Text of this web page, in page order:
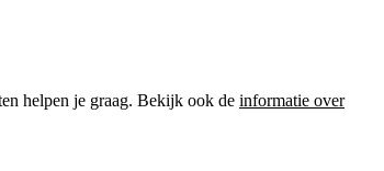
helpen je graag. Bekijk ook de informatie over